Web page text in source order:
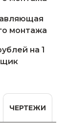
на 1
ЧЕРТЕЖИ